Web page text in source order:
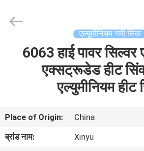
वीआर
दिखाएँ
Rights
एल्यूमीनियम गर्मी सिंक
6063 हाई पावर सिल्वर
एक्सट्रूडेड हीट
एल्युमीनियम हीट
Place of Origin:
China
ब्रांड नाम:
Xinyu